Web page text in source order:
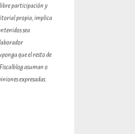
participación y
propia, implica
sea
que el resto de
asuman o
expresadas.